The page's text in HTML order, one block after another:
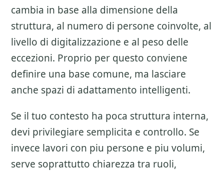
cambia in base alla dimensione della
struttura, al numero di persone coinvolte, al
livello di digitalizzazione e al peso delle
eccezioni. Proprio per questo conviene
definire una base comune, ma lasciare
anche spazi di adattamento intelligenti.
Se il tuo contesto ha poca struttura interna,
devi privilegiare semplicita e controllo. Se
invece lavori con piu persone e piu volumi,
serve soprattutto chiarezza tra ruoli,